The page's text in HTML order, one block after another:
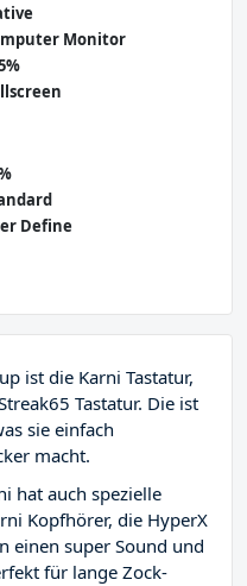
Monitor
Define
ist die Karni Tastatur,
Tastatur. Die ist
sie einfach
macht.
hat auch spezielle
Kopfhörer, die HyperX
einen super Sound und
für lange Zock-